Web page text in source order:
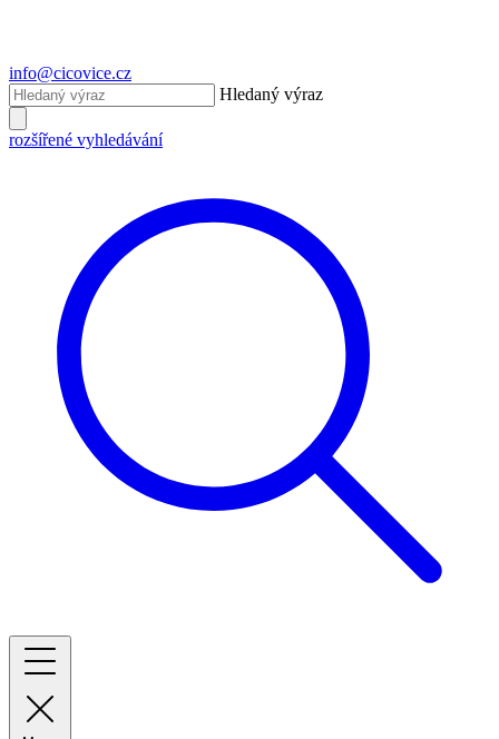
info@cicovice.cz
Hledaný výraz
rozšířené vyhledávání